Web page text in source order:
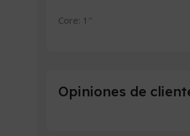
Core: 1″
Opiniones de